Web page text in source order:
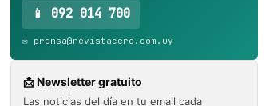
📱 092 014 700
✉️ prensa@revistacero.com.uy
📩 Newsletter gratuito
Las noticias del día en tu email cada